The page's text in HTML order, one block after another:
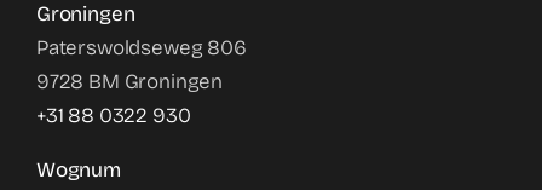
Groningen
Paterswoldseweg 806
9728 BM Groningen
+31 88 0322 930
Wognum